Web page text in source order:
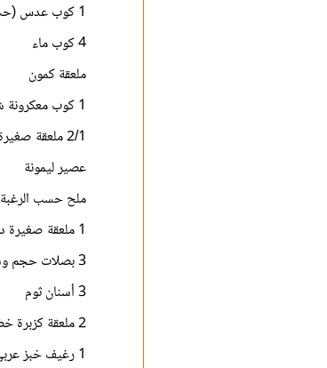
1 كوب عدس (حب)
4 كوب ماء
ملعقة كمون
1 كوب معكرونة شرائح عريضة
2/1 ملعقة صغيرة سماق
عصير ليمونة
ملح حسب الرغبة
1 ملعقة صغيرة دبس رمان (اختياري)
3 بصلات حجم وسط
3 أسنان ثوم
2 ملعقة كزبرة خضراء مفرومة
1 رغيف خبز عربي للتزين